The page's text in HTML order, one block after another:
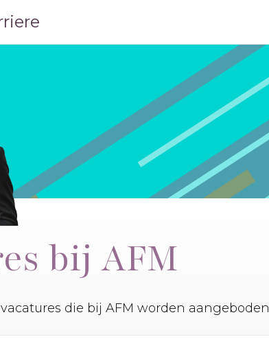
bij AFM
die bij AFM worden aangeboden